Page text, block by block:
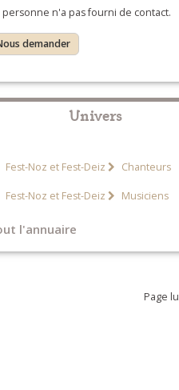
personne n'a pas fourni de contact.
demander
Univers
Fest-Noz et Fest-Deiz Chanteurs
Fest-Noz et Fest-Deiz Musiciens
l'annuaire
Page